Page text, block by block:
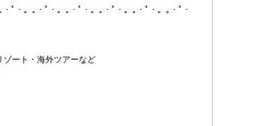
ﾟ・。｡・ﾟ・。｡・ﾟ・。｡・ﾟ・。｡・ﾟ・。｡・ﾟ・
ート・海外ツアーなど